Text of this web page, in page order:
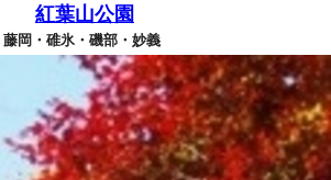
紅葉山公園
藤岡・碓氷・磯部・妙義